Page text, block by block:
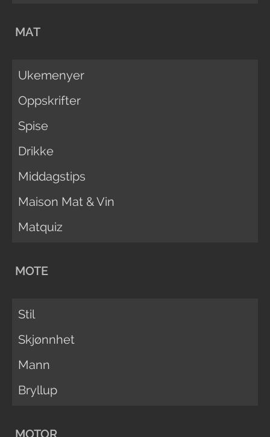
MAT
Ukemenyer
Oppskrifter
Spise
Drikke
Middagstips
Maison Mat & Vin
Matquiz
MOTE
Stil
Skjønnhet
Mann
Bryllup
MOTOR